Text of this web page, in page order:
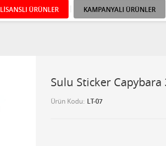
LİSANSLI ÜRÜNLER KAMPANYALI ÜRÜNLER
Sulu Sticker Capybara
Ürün Kodu LT-07